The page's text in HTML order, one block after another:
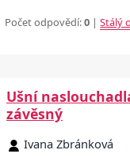
Počet odpovědí:0 |Stálý
Ušní
závěsný
Ivana Zbránková